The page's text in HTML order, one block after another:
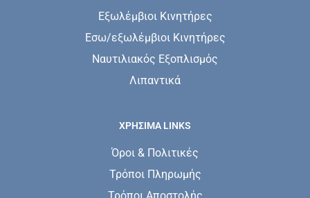
Εξωλέμβιοι Κινητήρες
Εσω/εξωλέμβιοι Κινητήρες
Ναυτιλιακός Εξοπλισμός
Λιπαντικά
ΧΡΗΣΙΜΑ LINKS
Όροι & Πολιτικές
Τρόποι Πληρωμής